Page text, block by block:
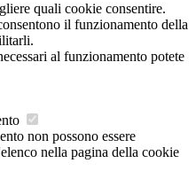
quali cookie consentire.
il funzionamento della
al funzionamento potete
non possono essere
nella pagina della cookie